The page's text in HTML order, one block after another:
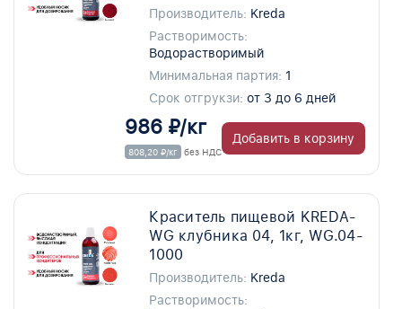
Производитель: Kreda
Растворимость:
Водорастворимый
Минимальная партия: 1
Срок отгрукзи: от 3 до 6 дней
986 ₽/кг
808,20 ₽/кг без НДС
Добавить в корзину
Краситель пищевой KREDA-
WG клубника 04, 1кг, WG.04-
1000
Производитель: Kreda
Растворимость: